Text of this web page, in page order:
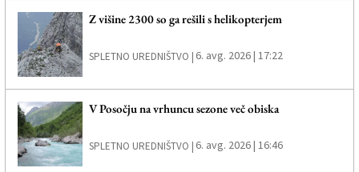
Z višine 2300 so ga rešili s helikopterjem
SPLETNO UREDNIŠTVO | 6. avg. 2026 | 17:22
V Posočju na vrhuncu sezone več obiska
SPLETNO UREDNIŠTVO | 6. avg. 2026 | 16:46